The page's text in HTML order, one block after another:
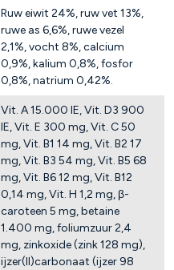
Ruw eiwit 24%, ruw vet 13%,
ruwe as 6,6%, ruwe vezel
2,1%, vocht 8%, calcium
0,9%, kalium 0,8%, fosfor
0,8%, natrium 0,42%.
Vit. A 15.000 IE, Vit. D3 900
IE, Vit. E 300 mg, Vit. C 50
mg, Vit. B1 14 mg, Vit. B2 17
mg, Vit. B3 54 mg, Vit. B5 68
mg, Vit. B6 12 mg, Vit. B12
0,14 mg, Vit. H 1,2 mg, β-
caroteen 5 mg, betaine
1.400 mg, foliumzuur 2,4
mg, zinkoxide (zink 128 mg),
ijzer(II)carbonaat (ijzer 98